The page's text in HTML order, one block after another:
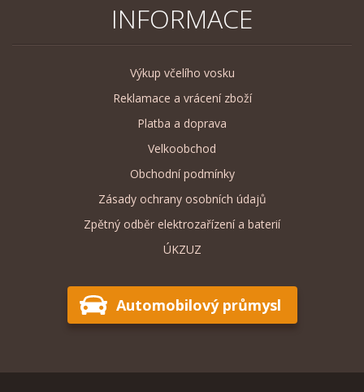
INFORMACE
Výkup včelího vosku
Reklamace a vrácení zboží
Platba a doprava
Velkoobchod
Obchodní podmínky
Zásady ochrany osobních údajů
Zpětný odběr elektrozařízení a baterií
ÚKZUZ
Automobilový průmysl